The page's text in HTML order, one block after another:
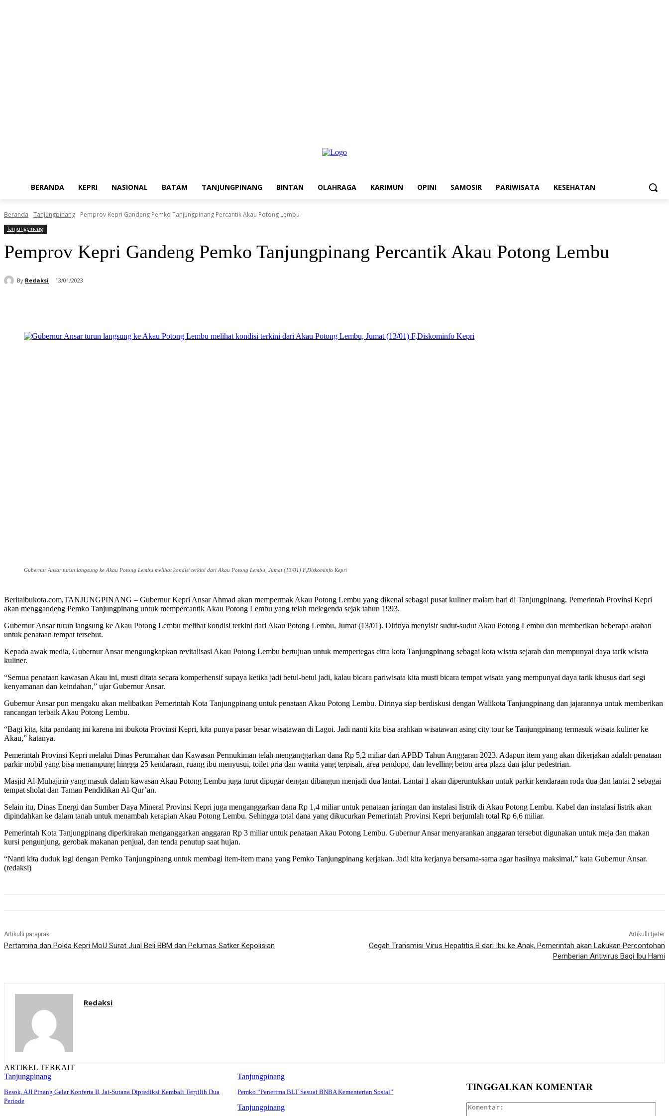
BERANDA KEPRI NASIONAL BATAM TANJUNGPINANG BINTAN OLAHRAGA KARIMUN OPINI SAMOSIR PARIWISATA KESEHATAN
Beranda Tanjungpinang Pemprov Kepri Gandeng Pemko Tanjungpinang Percantik Akau Potong Lembu
Tanjungpinang
Pemprov Kepri Gandeng Pemko Tanjungpinang Percantik Akau Potong Lembu
By Redaksi 13/01/2023
Gubernur Ansar turun langsung ke Akau Potong Lembu melihat kondisi terkini dari Akau Potong Lembu, Jumat (13/01) F,Diskominfo Kepri
Beritaibukota.com,TANJUNGPINANG – Gubernur Kepri Ansar Ahmad akan mempermak Akau Potong Lembu yang dikenal sebagai pusat kuliner malam hari di Tanjungpinang. Pemerintah Provinsi Kepri
akan menggandeng Pemko Tanjungpinang untuk mempercantik Akau Potong Lembu yang telah melegenda sejak tahun 1993.
Gubernur Ansar turun langsung ke Akau Potong Lembu melihat kondisi terkini dari Akau Potong Lembu, Jumat (13/01). Dirinya menyisir sudut-sudut Akau Potong Lembu dan memberikan beberapa arahan
untuk penataan tempat tersebut.
Kepada awak media, Gubernur Ansar mengungkapkan revitalisasi Akau Potong Lembu bertujuan untuk mempertegas citra kota Tanjungpinang sebagai kota wisata sejarah dan mempunyai daya tarik wisata
kuliner.
“Semua penataan kawasan Akau ini, musti ditata secara komperhensif supaya ketika jadi betul-betul jadi, kalau bicara pariwisata kita musti bicara tempat wisata yang mempunyai daya tarik khusus dari segi
kenyamanan dan keindahan,” ujar Gubernur Ansar.
Gubernur Ansar pun mengaku akan melibatkan Pemerintah Kota Tanjungpinang untuk penataan Akau Potong Lembu. Dirinya siap berdiskusi dengan Walikota Tanjungpinang dan jajarannya untuk memberikan
rancangan terbaik Akau Potong Lembu.
“Bagi kita, kita pandang ini karena ini ibukota Provinsi Kepri, kita punya pasar besar wisatawan di Lagoi. Jadi nanti kita bisa arahkan wisatawan asing city tour ke Tanjungpinang termasuk wisata kuliner ke
Akau,” katanya.
Pemerintah Provinsi Kepri melalui Dinas Perumahan dan Kawasan Permukiman telah menganggarkan dana Rp 5,2 miliar dari APBD Tahun Anggaran 2023. Adapun item yang akan dikerjakan adalah penataan
parkir mobil yang bisa menampung hingga 25 kendaraan, ruang ibu menyusui, toilet pria dan wanita yang terpisah, area pendopo, dan levelling beton area plaza dan jalur pedestrian.
Masjid Al-Muhajirin yang masuk dalam kawasan Akau Potong Lembu juga turut dipugar dengan dibangun menjadi dua lantai. Lantai 1 akan diperuntukkan untuk parkir kendaraan roda dua dan lantai 2 sebagai
tempat sholat dan Taman Pendidikan Al-Qur’an.
Selain itu, Dinas Energi dan Sumber Daya Mineral Provinsi Kepri juga menganggarkan dana Rp 1,4 miliar untuk penataan jaringan dan instalasi listrik di Akau Potong Lembu. Kabel dan instalasi listrik akan
dipindahkan ke dalam tanah untuk menambah kerapian Akau Potong Lembu. Sehingga total dana yang dikucurkan Pemerintah Provinsi Kepri berjumlah total Rp 6,6 miliar.
Pemerintah Kota Tanjungpinang diperkirakan menganggarkan anggaran Rp 3 miliar untuk penataan Akau Potong Lembu. Gubernur Ansar menyarankan anggaran tersebut digunakan untuk meja dan makan
kursi pengunjung, gerobak makanan penjual, dan tenda penutup saat hujan.
“Nanti kita duduk lagi dengan Pemko Tanjungpinang untuk membagi item-item mana yang Pemko Tanjungpinang kerjakan. Jadi kita kerjanya bersama-sama agar hasilnya maksimal,” kata Gubernur Ansar.
(redaksi)
Artikulli paraprak
Pertamina dan Polda Kepri MoU Surat Jual Beli BBM dan Pelumas Satker Kepolisian
Artikulli tjetër
Cegah Transmisi Virus Hepatitis B dari Ibu ke Anak, Pemerintah akan Lakukan Percontohan
Pemberian Antivirus Bagi Ibu Hami
Redaksi
ARTIKEL TERKAIT
Tanjungpinang
Besok, AJI Pinang Gelar Konferta II, Jai-Sutana Diprediksi Kembali Terpilih Dua
Periode
Tanjungpinang
Pemko “Penerima BLT Sesuai BNBA Kementerian Sosial”
Tanjungpinang
TINGGALKAN KOMENTAR